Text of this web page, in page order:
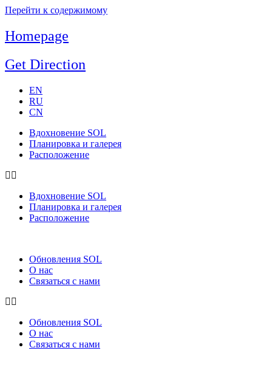
Перейти к содержимому
Homepage
Get Direction
EN
RU
CN
Вдохновение SOL
Планировка и галерея
Расположение
Вдохновение SOL
Планировка и галерея
Расположение
Обновления SOL
О нас
Связаться с нами
Обновления SOL
О нас
Связаться с нами